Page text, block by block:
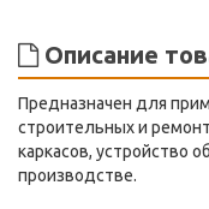
Описание
Предназначен для
строительных и
каркасов, устройство
производстве.